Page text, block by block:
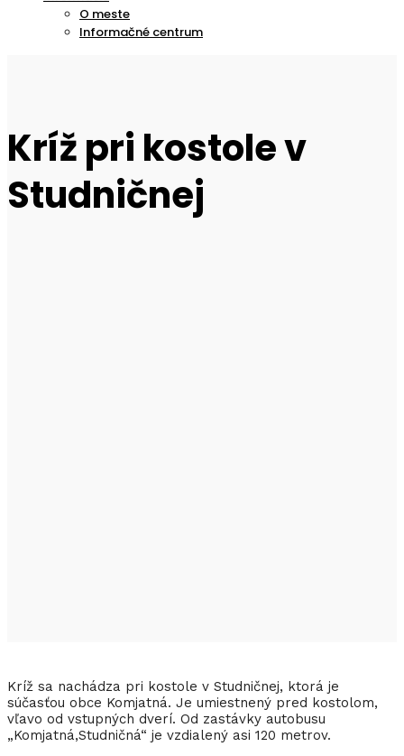
O meste
Informačné centrum
Kríž pri kostole v
Studničnej
Kríž sa nachádza pri kostole v Studničnej, ktorá je
súčasťou obce Komjatná. Je umiestnený pred kostolom,
vľavo od vstupných dverí. Od zastávky autobusu
„Komjatná,Studničná“ je vzdialený asi 120 metrov.